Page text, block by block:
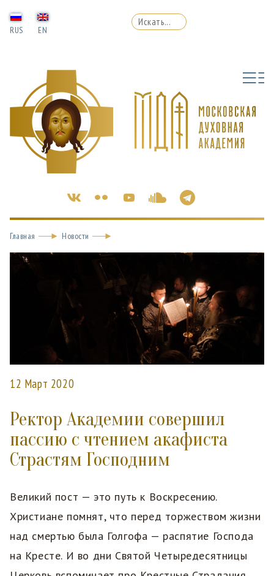
RUS EN
Главная Новости
12 Март 2020
Ректор Академии совершил
пассию с чтением акафиста
Страстям Господним
Великий пост — это путь к Воскресению.
Христиане помнят, что перед торжеством жизни
над смертью была Голгофа — распятие Господа
на Кресте. И во дни Святой Четыредесятницы